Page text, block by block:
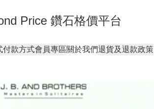
Price 鑽石格價平台
付款方式會員專區關於我們退貨及退款政策